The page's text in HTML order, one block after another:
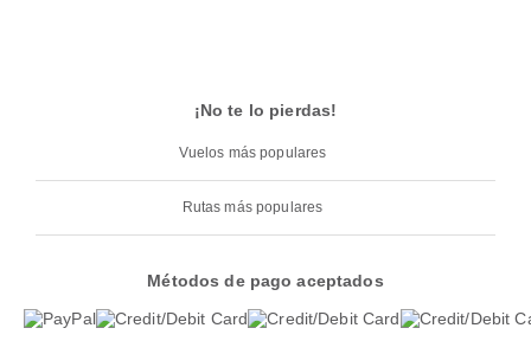
¡No te lo pierdas!
Vuelos más populares
Rutas más populares
Métodos de pago aceptados